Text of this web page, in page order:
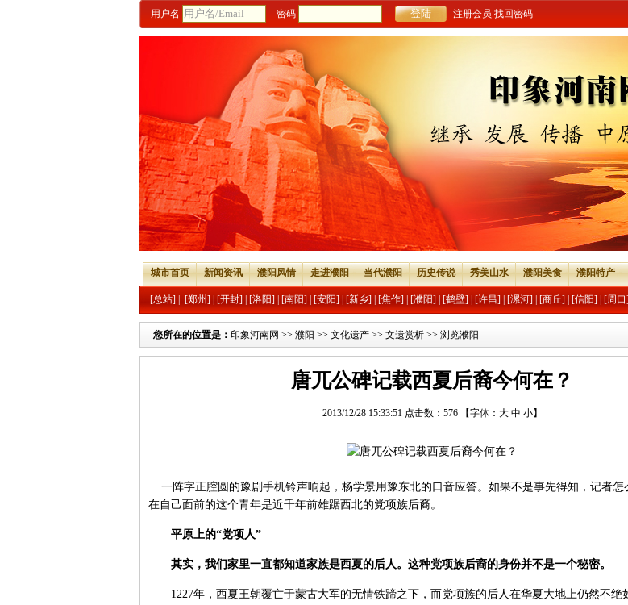
用户名 密码 注册会员 找回密码
城市首页 新闻资讯 濮阳风情 走进濮阳 当代濮阳 历史传说 秀美山水 濮阳美食 濮阳特产
[总站] [郑州] [开封] [洛阳] [南阳] [安阳] [新乡] [焦作] [濮阳] [鹤壁] [许昌] [漯河] [商丘] [信阳] [周口]
您所在的位置是： 印象河南网 >> 濮阳 >> 文化遗产 >> 文遗赏析 >> 浏览濮阳
唐兀公碑记载西夏后裔今何在？
2013/12/28 15:33:51 点击数： 576 【字体： 大 中 小】
一阵字正腔圆的豫剧手机铃声响起，杨学景用豫东北的口音应答。如果不是事先得知，记者怎
在自己面前的这个青年是近千年前雄踞西北的党项族后裔。
平原上的“党项人”
其实，我们家里一直都知道家族是西夏的后人。这种党项族后裔的身份并不是一个秘密。
1227年，西夏王朝覆亡于蒙古大军的无情铁蹄之下，而党项族的后人在华夏大地上仍然不绝